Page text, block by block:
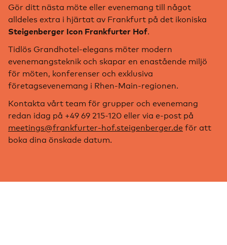
Gör ditt nästa möte eller evenemang till något
alldeles extra i hjärtat av Frankfurt på det ikoniska
Steigenberger Icon Frankfurter Hof.
Tidlös Grandhotel-elegans möter modern
evenemangsteknik och skapar en enastående miljö
för möten, konferenser och exklusiva
företagsevenemang i Rhen-Main-regionen.
Kontakta vårt team för grupper och evenemang
redan idag på +49 69 215-120 eller via e-post på
meetings@frankfurter-hof.steigenberger.deför att
boka dina önskade datum.